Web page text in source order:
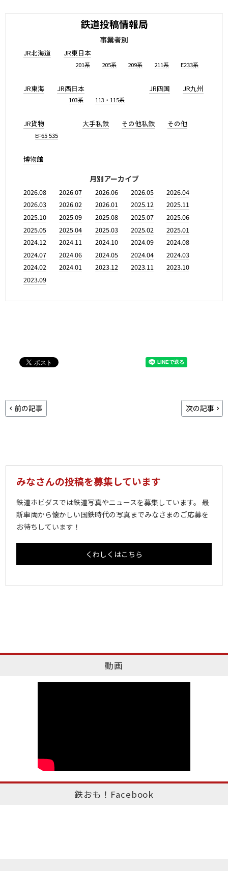
鉄道投稿情報局
事業者別
JR北海道 JR東日本
201系 205系 209系 211系 E233系
JR東海 JR西日本
103系 113・115系
JR四国 JR九州
JR貨物
EF65 535
大手私鉄 その他私鉄 その他
博物館
月別アーカイブ
2026.08 2026.07 2026.06 2026.05
2026.04
2026.03
2026.02 2026.01 2025.12
2025.11
2025.10
2025.09 2025.08 2025.07
2025.06
2025.05
2025.04 2025.03 2025.02
2025.01
2024.12
2024.11 2024.10 2024.09
2024.08
2024.07
2024.06 2024.05 2024.04
2024.03
2024.02
2024.01 2023.12 2023.11
2023.10
2023.09
前の記事 次の記事
みなさんの投稿を募集しています
鉄道ホビダスでは鉄道写真やニュースを募集しています。 最
新車両から懐かしい国鉄時代の写真までみなさまのご応募を
お待ちしています！
くわしくはこちら
動画
鉄おも！Facebook